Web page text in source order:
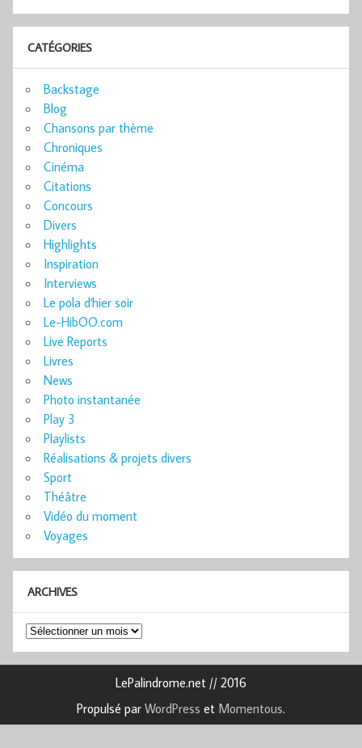
CATÉGORIES
Backstage
Blog
Chansons par thème
Chroniques
Cinéma
Citations
Concours
Divers
Highlights
Inspiration
Interviews
Le pola d'hier soir
Le-HibOO.com
Live Reports
Livres
News
Photo instantanée
Play 3
Playlists
Réalisations & projets divers
Sport
Théâtre
Vidéo du moment
Voyages
ARCHIVES
Archives
LePalindrome.net // 2016
Propulsé par WordPress et Momentous.